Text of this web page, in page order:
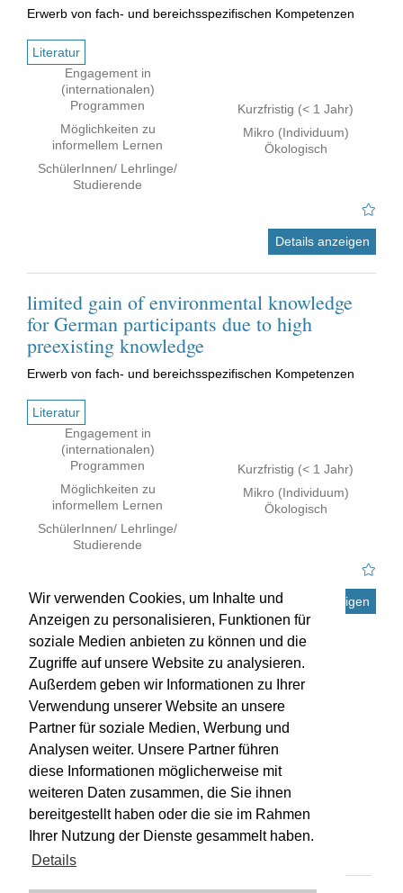
Wir verwenden Cookies, um Inhalte und
Anzeigen zu personalisieren, Funktionen für
soziale Medien anbieten zu können und die
Zugriffe auf unsere Website zu analysieren.
Außerdem geben wir Informationen zu Ihrer
Verwendung unserer Website an unsere
Partner für soziale Medien, Werbung und
Analysen weiter. Unsere Partner führen
diese Informationen möglicherweise mit
weiteren Daten zusammen, die Sie ihnen
bereitgestellt haben oder die sie im Rahmen
Ihrer Nutzung der Dienste gesammelt haben.
Details
Erwerb von fach- und bereichsspezifischen Kompetenzen
Literatur
Engagement in
(internationalen)
Programmen
Möglichkeiten zu
informellem Lernen
SchülerInnen/ Lehrlinge/
Studierende
Kurzfristig (< 1 Jahr)
Mikro (Individuum)
Ökologisch
Details anzeigen
limited gain of environmental knowledge
for German participants due to high
preexisting knowledge
Erwerb von fach- und bereichsspezifischen Kompetenzen
Literatur
Engagement in
(internationalen)
Programmen
Möglichkeiten zu
informellem Lernen
SchülerInnen/ Lehrlinge/
Studierende
Kurzfristig (< 1 Jahr)
Mikro (Individuum)
Ökologisch
Details anzeigen
Impressum Kontakt Hilfe
Datenschutz
Barrierefreiheit